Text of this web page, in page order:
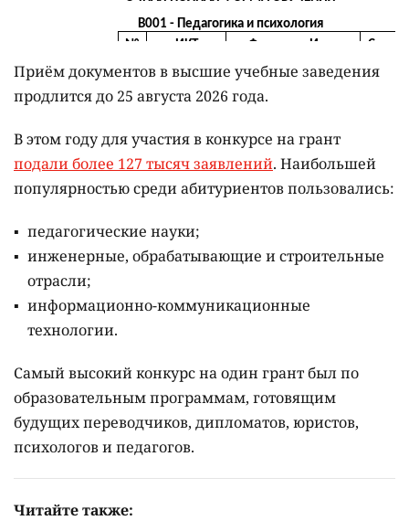
Приём документов в высшие учебные заведения
продлится до 25 августа 2026 года.
В этом году для участия в конкурсе на грант
подали более 127 тысяч заявлений. Наибольшей
популярностью среди абитуриентов пользовались:
педагогические науки;
инженерные, обрабатывающие и строительные
отрасли;
информационно-коммуникационные
технологии.
Самый высокий конкурс на один грант был по
образовательным программам, готовящим
будущих переводчиков, дипломатов, юристов,
психологов и педагогов.
Читайте также: